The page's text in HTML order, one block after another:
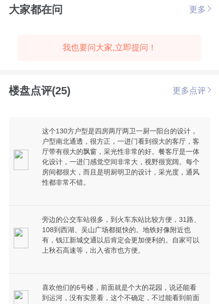
大家都在问 更多
我也要问大家,立即提问！
楼盘点评(25) 更多点评
这个130方户型是四房两厅两卫一厨一阳台的设计，
户型南北通透，很方正，一进门看到很大的客厅，客
厅带有很大的飘窗，采光性非常的好。餐客厅是一体
化设计，一进门感觉空间非常大，视野很宽阔。每个
房间都很大，而且是明厨明卫的设计，采光度，通风
性都非常不错。
旁边的公交车站很多，到火车东站比较方便，31路、
108到西湖、吴山广场都挺快的。地铁好像附近也
有，钱江新城交通以后肯定会更加便利的。自家可以
上秋石高速等，出入省市也方便。
喜欢他们的6号楼，前面就是个大的花园，说还能看
到运河，没有实景看，这个不确定，不过能看到前面